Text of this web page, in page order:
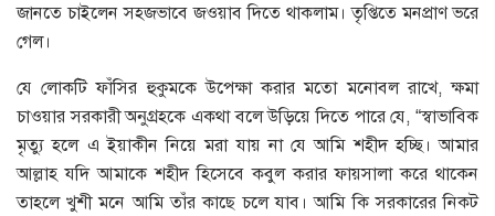
জানতে চাইলেন সহজভাবে জওয়াব দিতে থাকলাম। তৃপ্তিতে মনপ্রাণ ভরে
গেল।
যে লোকটি ফাঁসির হুকুমকে উপেক্ষা করার মতো মনোবল রাখে, ক্ষমা
চাওয়ার সরকারী অনুগ্রহকে একথা বলে উড়িয়ে দিতে পারে যে, “স্বাভাবিক
মৃত্যু হলে এ ইয়াকীন নিয়ে মরা যায় না যে আমি শহীদ হচ্ছি। আমার
আল্লাহ যদি আমাকে শহীদ হিসেবে কবুল করার ফায়সালা করে থাকেন
তাহলে খুশী মনে আমি তাঁর কাছে চলে যাব। আমি কি সরকারের নিকট